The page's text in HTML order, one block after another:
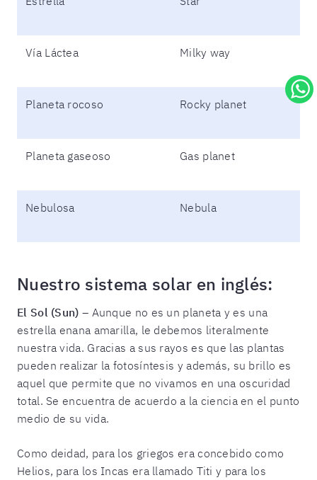
Vía Láctea Milky way
Planeta rocoso Rocky planet
Planeta gaseoso Gas planet
Nebulosa Nebula
Nuestro sistema solar en inglés:
El Sol (Sun) – Aunque no es un planeta y es una
estrella enana amarilla, le debemos literalmente
nuestra vida. Gracias a sus rayos es que las plantas
pueden realizar la fotosíntesis y además, su brillo es
aquel que permite que no vivamos en una oscuridad
total. Se encuentra de acuerdo a la ciencia en el punto
medio de su vida.
Como deidad, para los griegos era concebido como
Helios, para los Incas era llamado Titi y para los